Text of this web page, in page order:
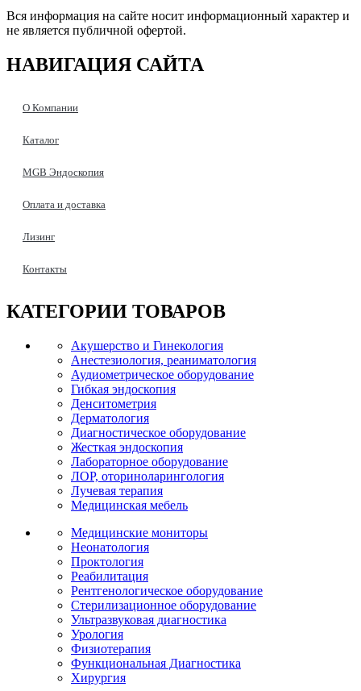
Вся информация на сайте носит информационный характер и
не является публичной офертой.
НАВИГАЦИЯ САЙТА
О Компании
Каталог
MGB Эндоскопия
Оплата и доставка
Лизинг
Контакты
КАТЕГОРИИ ТОВАРОВ
Акушерство и Гинекология
Анестезиология, реаниматология
Аудиометрическое оборудование
Гибкая эндоскопия
Денситометрия
Дерматология
Диагностическое оборудование
Жесткая эндоскопия
Лабораторное оборудование
ЛОР, оториноларингология
Лучевая терапия
Медицинская мебель
Медицинские мониторы
Неонатология
Проктология
Реабилитация
Рентгенологическое оборудование
Стерилизационное оборудование
Ультразвуковая диагностика
Урология
Физиотерапия
Функциональная Диагностика
Хирургия